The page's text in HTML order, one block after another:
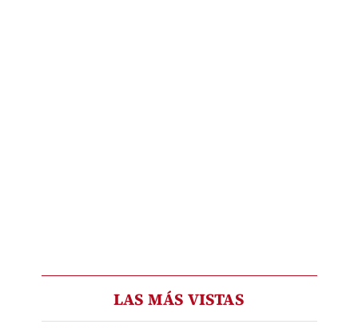
LAS MÁS VISTAS